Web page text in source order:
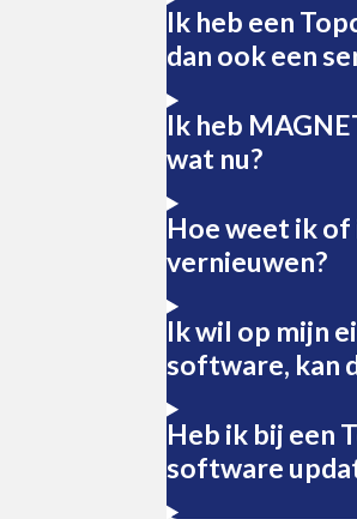
Ik heb een
dan ook een
Ik heb
wat nu?
Hoe weet ik
vernieuwen?
Ik wil op mijn
software, kan
Heb ik bij een
software